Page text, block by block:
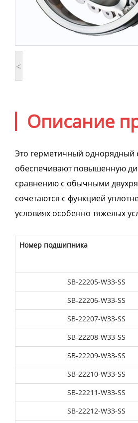
<
Описание
Это герметичный
обеспечивают повышенную
сравнению с обычными
сочетаются с функцией
условиях особенно тяжелых
Номер подшипника
SB-22205-W33-SS
SB-22206-W33-SS
SB-22207-W33-SS
SB-22208-W33-SS
SB-22209-W33-SS
SB-22210-W33-SS
SB-22211-W33-SS
SB-22212-W33-SS